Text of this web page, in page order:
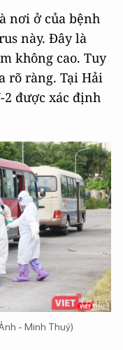
nơi ở của bệnh
này. Đây là
không cao. Tuy
rõ ràng. Tại Hải
2 được xác định
- Minh Thuý)